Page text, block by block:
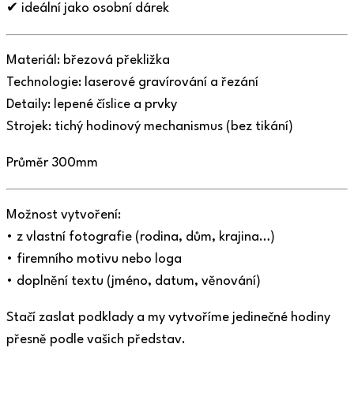
✔ ideální jako osobní dárek
Materiál: březová překližka
Technologie: laserové gravírování a řezání
Detaily: lepené číslice a prvky
Strojek: tichý hodinový mechanismus (bez tikání)
Průměr 300mm
Možnost vytvoření:
• z vlastní fotografie (rodina, dům, krajina…)
• firemního motivu nebo loga
• doplnění textu (jméno, datum, věnování)
Stačí zaslat podklady a my vytvoříme jedinečné hodiny
přesně podle vašich představ.